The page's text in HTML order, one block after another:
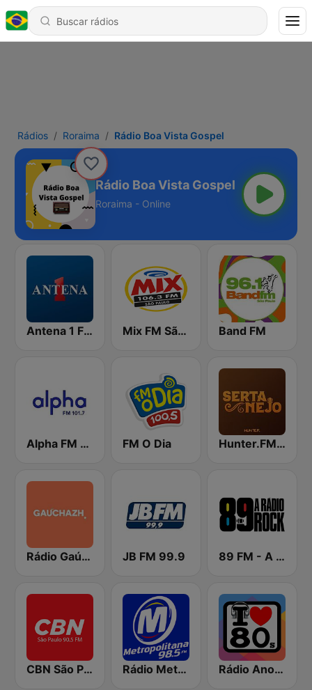
Rádios Roraima Rádio Boa Vista Gospel
Rádio Boa Vista Gospel
Roraima - Online
Antena 1 FM Mix FM São Paulo Band FM
Alpha FM 101.7 FM O Dia Hunter.FM - Sertanejo
Rádio Gaúcha ZH JB FM 99.9 89 FM - A Rádio Rock
CBN São Paulo Rádio Metropolitana 98.5 FM Rádio Anos 80